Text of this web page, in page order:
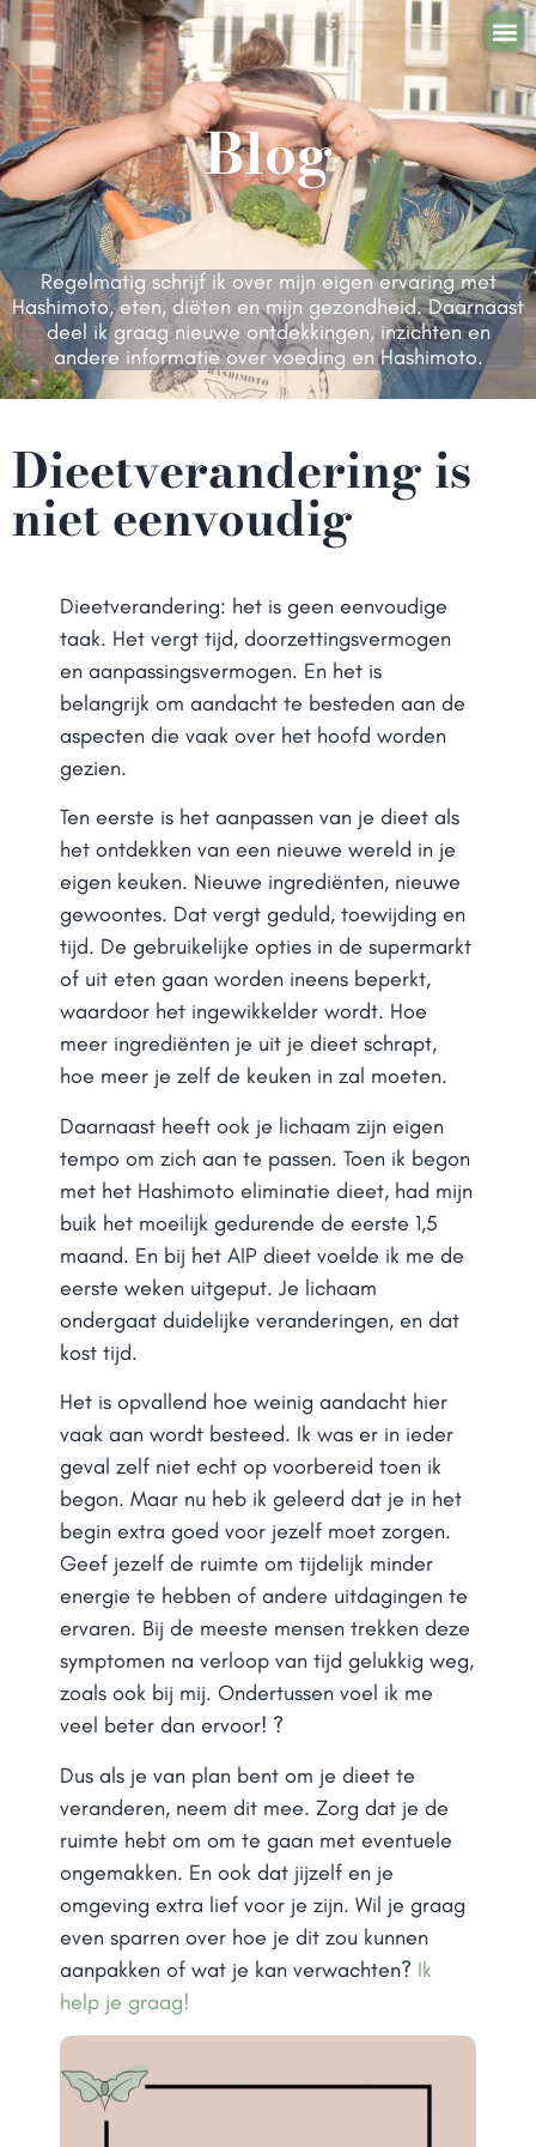
Blog
Regelmatig schrijf ik over mijn eigen ervaring met
Hashimoto, eten, diëten en mijn gezondheid. Daarnaast
deel ik graag nieuwe ontdekkingen, inzichten en
andere informatie over voeding en Hashimoto.
Dieetverandering is
niet eenvoudig
Dieetverandering: het is geen eenvoudige
taak. Het vergt tijd, doorzettingsvermogen
en aanpassingsvermogen. En het is
belangrijk om aandacht te besteden aan de
aspecten die vaak over het hoofd worden
gezien.
Ten eerste is het aanpassen van je dieet als
het ontdekken van een nieuwe wereld in je
eigen keuken. Nieuwe ingrediënten, nieuwe
gewoontes. Dat vergt geduld, toewijding en
tijd. De gebruikelijke opties in de supermarkt
of uit eten gaan worden ineens beperkt,
waardoor het ingewikkelder wordt. Hoe
meer ingrediënten je uit je dieet schrapt,
hoe meer je zelf de keuken in zal moeten.
Daarnaast heeft ook je lichaam zijn eigen
tempo om zich aan te passen. Toen ik begon
met het Hashimoto eliminatie dieet, had mijn
buik het moeilijk gedurende de eerste 1,5
maand. En bij het AIP dieet voelde ik me de
eerste weken uitgeput. Je lichaam
ondergaat duidelijke veranderingen, en dat
kost tijd.
Het is opvallend hoe weinig aandacht hier
vaak aan wordt besteed. Ik was er in ieder
geval zelf niet echt op voorbereid toen ik
begon. Maar nu heb ik geleerd dat je in het
begin extra goed voor jezelf moet zorgen.
Geef jezelf de ruimte om tijdelijk minder
energie te hebben of andere uitdagingen te
ervaren. Bij de meeste mensen trekken deze
symptomen na verloop van tijd gelukkig weg,
zoals ook bij mij. Ondertussen voel ik me
veel beter dan ervoor! ?
Dus als je van plan bent om je dieet te
veranderen, neem dit mee. Zorg dat je de
ruimte hebt om om te gaan met eventuele
ongemakken. En ook dat jijzelf en je
omgeving extra lief voor je zijn. Wil je graag
even sparren over hoe je dit zou kunnen
aanpakken of wat je kan verwachten? Ik
help je graag!